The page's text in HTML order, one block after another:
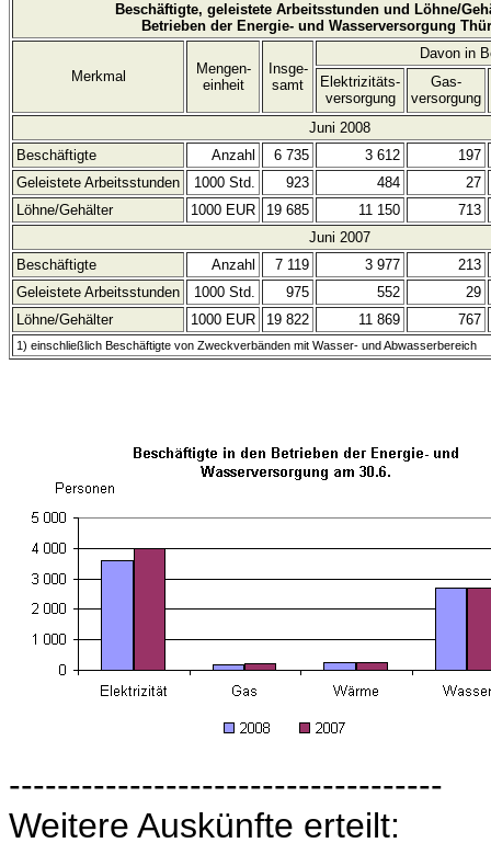
Beschäftigte, geleistete Arbeitsstunden und Löhne/
Betrieben der Energie- und Wasserversorgung
Merkmal
Mengen-
einheit
Insge-
samt
Davon in
Elektrizitäts-
versorgung
Gas-
versorgung
Juni 2008
Beschäftigte
Anzahl 6 735 3 612
197
Geleistete Arbeitsstunden
1000 Std. 923 484
27
Löhne/Gehälter
1000 EUR 19 685 11 150
713
Juni 2007
Beschäftigte
Anzahl 7 119 3 977
213
Geleistete Arbeitsstunden
1000 Std. 975 552
29
Löhne/Gehälter
1000 EUR 19 822 11 869 767
1) einschließlich Beschäftigte von Zweckverbänden mit Wasser- und Abwasserbereich
------------------------------------
Weitere Auskünfte erteilt: